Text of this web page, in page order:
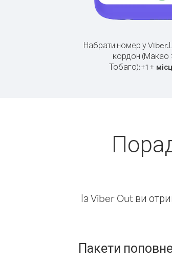
Набрати номер у Viber.
кордон (Макао
Тобаго):+1 +
Із Viber Out ви
Пакети